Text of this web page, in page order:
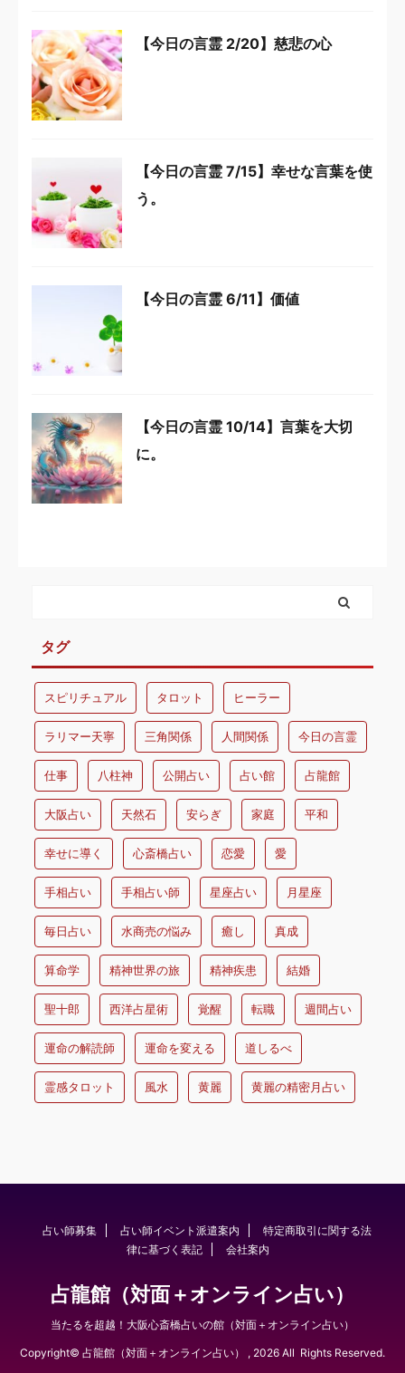
【今日の言霊 2/20】慈悲の心
【今日の言霊 7/15】幸せな言葉を使
う。
【今日の言霊 6/11】価値
【今日の言霊 10/14】言葉を大切
に。
タグ
スピリチュアル タロット ヒーラー
ラリマー天寧 三角関係 人間関係 今日の言霊
仕事 八柱神 公開占い 占い館 占龍館
大阪占い 天然石 安らぎ 家庭 平和
幸せに導く 心斎橋占い 恋愛 愛
手相占い 手相占い師 星座占い 月星座
毎日占い 水商売の悩み 癒し 真成
算命学 精神世界の旅 精神疾患 結婚
聖十郎 西洋占星術 覚醒 転職 週間占い
運命の解読師 運命を変える 道しるべ
霊感タロット 風水 黄麗 黄麗の精密月占い
占い師募集 占い師イベント派遣案内
特定商取引に関する法
律に基づく表記
会社案内
占龍館（対面＋オンライン占い）
当たるを超越！大阪心斎橋占いの館（対面＋オンライン占い）
Copyright© 占龍館（対面＋オンライン占い） , 2026 All Rights Reserved.